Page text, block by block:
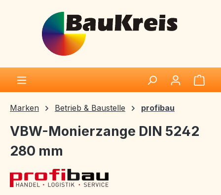
Zum Hauptinhalt springen
Marken Betrieb & Baustelle profibau
VBW-Monierzange DIN 5242
280 mm